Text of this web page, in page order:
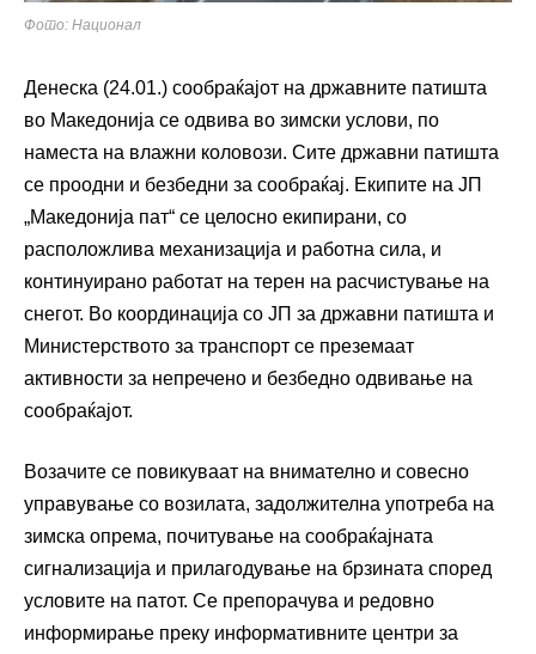
Фото: Национал
Денеска (24.01.) сообраќајот на државните патишта
во Македонија се одвива во зимски услови, по
наместа на влажни коловози. Сите државни патишта
се проодни и безбедни за сообраќај. Екипите на ЈП
„Македонија пат“ се целосно екипирани, со
расположлива механизација и работна сила, и
континуирано работат на терен на расчистување на
снегот. Во координација со ЈП за државни патишта и
Министерството за транспорт се преземаат
активности за непречено и безбедно одвивање на
сообраќајот.
Возачите се повикуваат на внимателно и совесно
управување со возилата, задолжителна употреба на
зимска опрема, почитување на сообраќајната
сигнализација и прилагодување на брзината според
условите на патот. Се препорачува и редовно
информирање преку информативните центри за